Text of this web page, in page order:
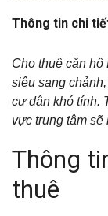
Thông tin chi
Cho thuê căn
siêu sang
cư dân khó tính.
vực trung tâm
Thông
thuê